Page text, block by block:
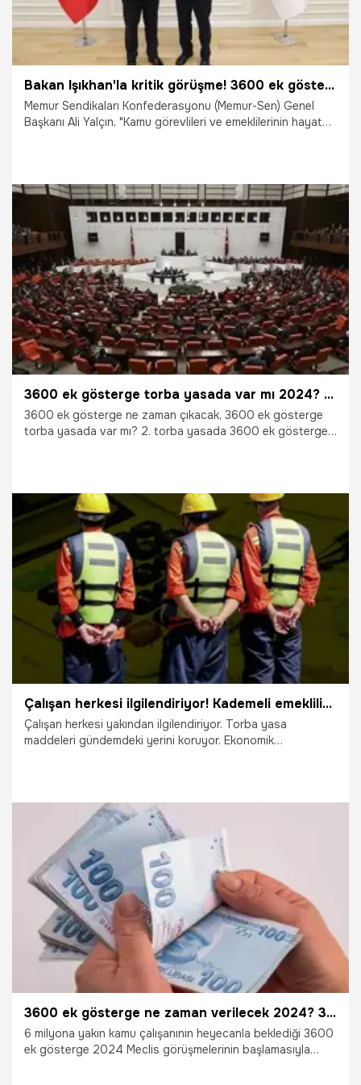
Bakan Işıkhan'la kritik görüşme! 3600 ek gösterge açıklaması
Memur Sendikaları Konfederasyonu (Memur-Sen) Genel
Başkanı Ali Yalçın, "Kamu görevlileri ve emeklilerinin hayata
13.02.2024 Ekonomi
3600 ek gösterge torba yasada var mı 2024? Yeni torba yasada neler var 2024, 3600 ek gösterge ne zaman çıkacak?
3600 ek gösterge ne zaman çıkacak, 3600 ek gösterge
torba yasada var mı? 2. torba yasada 3600 ek gösterge
maddeleri sorgulanırken 3600 ek gösterge torba yasada
var mı, 2. Torba yasada neler var? sorularının yanıtı merak
ediliyor. Düzenleme, yasalaşırsa memurların unvan, görev,
sorumluluk ve hizmet sürelerine göre maaşları değişecek.
10.02.2024 Ekonomi
Çalışan herkesi ilgilendiriyor! Kademeli emeklilikte yeni gelişme, yasa değişiyor
Çalışan herkesi yakından ilgilendiriyor. Torba yasa
maddeleri gündemdeki yerini koruyor. Ekonomik
bekleniyor. İşte torba yasayla değişecekler...
3.02.2024 Çalışma Hayatı
3600 ek gösterge ne zaman verilecek 2024? 3600 ek gösterge 1. derece tüm memurlara verilecek mi, torba yasada 3600 ek gösterge var mı?
6 milyona yakın kamu çalışanının heyecanla beklediği 3600
ek gösterge 2024 Meclis görüşmelerinin başlamasıyla